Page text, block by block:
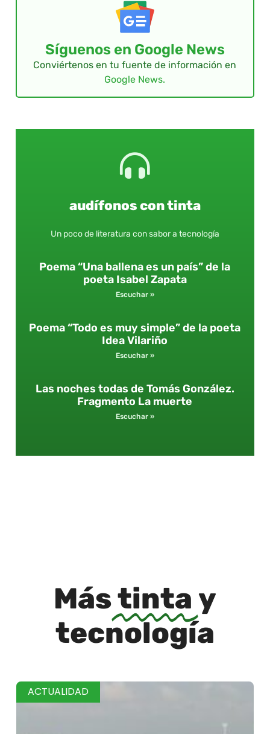
Síguenos en Google News
Conviértenos en tu fuente de información en
Google News.
audífonos con tinta
Un poco de literatura con sabor a tecnología
Poema “Una ballena es un país” de la
poeta Isabel Zapata
Escuchar »
Poema “Todo es muy simple” de la poeta
Idea Vilariño
Escuchar »
Las noches todas de Tomás González.
Fragmento La muerte
Escuchar »
Mástinta y
tecnología
ACTUALIDAD